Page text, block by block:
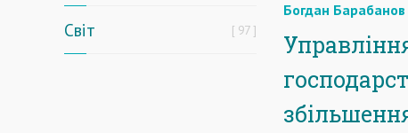
Світ 97
Богдан Барабанов